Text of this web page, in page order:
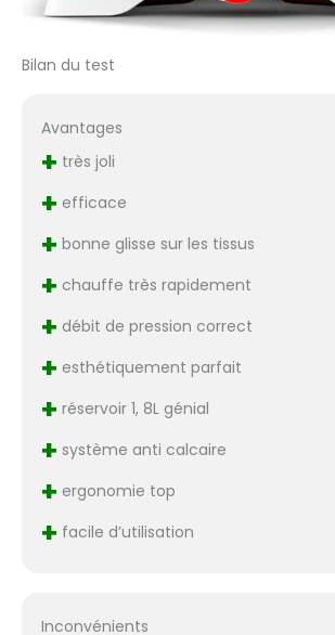
Bilan du test
Avantages
+ très joli
+ efficace
+ bonne glisse sur les tissus
+ chauffe très rapidement
+ débit de pression correct
+ esthétiquement parfait
+ réservoir 1, 8L génial
+ système anti calcaire
+ ergonomie top
+ facile d’utilisation
Inconvénients